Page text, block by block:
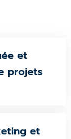
et
projets
et